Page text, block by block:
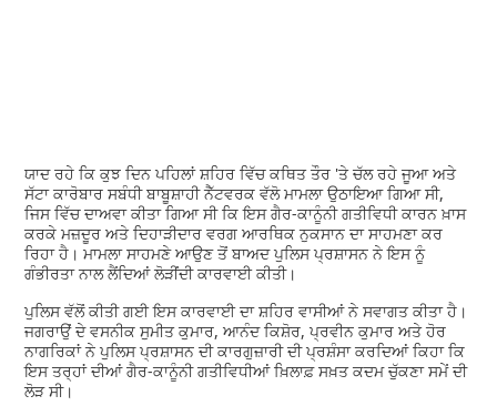
ਯਾਦ ਰਹੇ ਕਿ ਕੁਝ ਦਿਨ ਪਹਿਲਾਂ ਸ਼ਹਿਰ ਵਿੱਚ ਕਥਿਤ ਤੌਰ 'ਤੇ ਚੱਲ ਰਹੇ ਜੂਆ ਅਤੇ
ਸੱਟਾ ਕਾਰੋਬਾਰ ਸਬੰਧੀ ਬਾਬੂਸ਼ਾਹੀ ਨੈੱਟਵਰਕ ਵੱਲੋ ਮਾਮਲਾ ਉਠਾਇਆ ਗਿਆ ਸੀ,
ਜਿਸ ਵਿੱਚ ਦਾਅਵਾ ਕੀਤਾ ਗਿਆ ਸੀ ਕਿ ਇਸ ਗੈਰ-ਕਾਨੂੰਨੀ ਗਤੀਵਿਧੀ ਕਾਰਨ ਖ਼ਾਸ
ਕਰਕੇ ਮਜ਼ਦੂਰ ਅਤੇ ਦਿਹਾੜੀਦਾਰ ਵਰਗ ਆਰਥਿਕ ਨੁਕਸਾਨ ਦਾ ਸਾਹਮਣਾ ਕਰ
ਰਿਹਾ ਹੈ। ਮਾਮਲਾ ਸਾਹਮਣੇ ਆਉਣ ਤੋਂ ਬਾਅਦ ਪੁਲਿਸ ਪ੍ਰਸ਼ਾਸਨ ਨੇ ਇਸ ਨੂੰ
ਗੰਭੀਰਤਾ ਨਾਲ ਲੈਂਦਿਆਂ ਲੋੜੀਂਦੀ ਕਾਰਵਾਈ ਕੀਤੀ।
ਪੁਲਿਸ ਵੱਲੋਂ ਕੀਤੀ ਗਈ ਇਸ ਕਾਰਵਾਈ ਦਾ ਸ਼ਹਿਰ ਵਾਸੀਆਂ ਨੇ ਸਵਾਗਤ ਕੀਤਾ ਹੈ।
ਜਗਰਾਉਂ ਦੇ ਵਸਨੀਕ ਸੁਮੀਤ ਕੁਮਾਰ, ਆਨੰਦ ਕਿਸ਼ੋਰ, ਪ੍ਰਵੀਨ ਕੁਮਾਰ ਅਤੇ ਹੋਰ
ਨਾਗਰਿਕਾਂ ਨੇ ਪੁਲਿਸ ਪ੍ਰਸ਼ਾਸਨ ਦੀ ਕਾਰਗੁਜ਼ਾਰੀ ਦੀ ਪ੍ਰਸ਼ੰਸਾ ਕਰਦਿਆਂ ਕਿਹਾ ਕਿ
ਇਸ ਤਰ੍ਹਾਂ ਦੀਆਂ ਗੈਰ-ਕਾਨੂੰਨੀ ਗਤੀਵਿਧੀਆਂ ਖ਼ਿਲਾਫ਼ ਸਖ਼ਤ ਕਦਮ ਚੁੱਕਣਾ ਸਮੇਂ ਦੀ
ਲੋੜ ਸੀ।